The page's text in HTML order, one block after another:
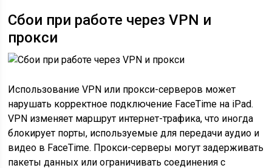
Сбои при работе через VPN и
прокси
Использование VPN или прокси-серверов может
нарушать корректное подключение FaceTime на iPad.
VPN изменяет маршрут интернет-трафика, что иногда
блокирует порты, используемые для передачи аудио и
видео в FaceTime. Прокси-серверы могут задерживать
пакеты данных или ограничивать соединения с